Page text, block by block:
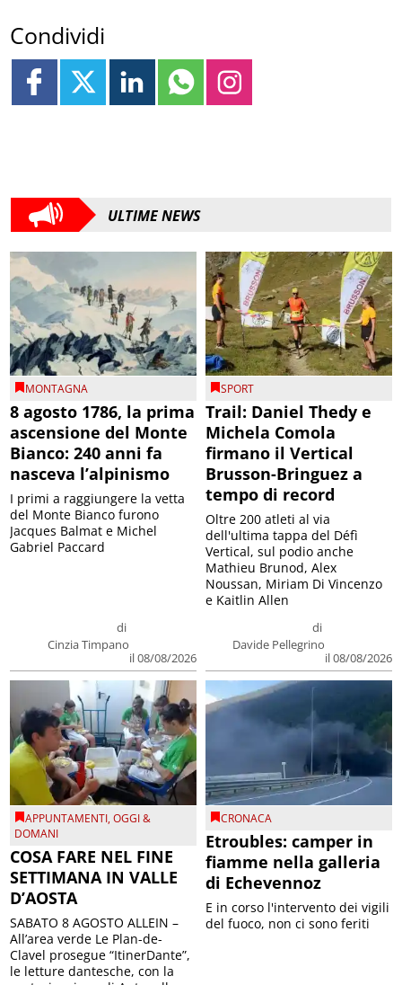
Condividi
ULTIME NEWS
MONTAGNA
8 agosto 1786, la prima
ascensione del Monte
Bianco: 240 anni fa
nasceva l’alpinismo
di
Cinzia Timpano
il 08/08/2026
I primi a raggiungere la vetta
del Monte Bianco furono
Jacques Balmat e Michel
Gabriel Paccard
SPORT
Trail: Daniel Thedy e
Michela Comola
firmano il Vertical
Brusson-Bringuez a
tempo di record
di
Davide Pellegrino
il 08/08/2026
Oltre 200 atleti al via
dell'ultima tappa del Défì
Vertical, sul podio anche
Mathieu Brunod, Alex
Noussan, Miriam Di Vincenzo
e Kaitlin Allen
APPUNTAMENTI,OGGI &
DOMANI
COSA FARE NEL FINE
SETTIMANA IN VALLE
D’AOSTA
SABATO 8 AGOSTO ALLEIN –
All’area verde Le Plan-de-
Clavel prosegue “ItinerDante”,
le letture dantesche, con la
CRONACA
Etroubles: camper in
fiamme nella galleria
di Echevennoz
E in corso l'intervento dei vigili
del fuoco, non ci sono feriti